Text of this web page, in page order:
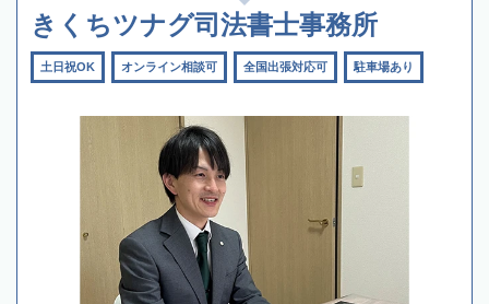
きくちツナグ司法書士事務所
土日祝OK オンライン相談可 全国出張対応可 駐車場あり